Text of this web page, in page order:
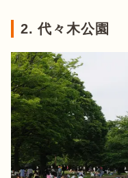
2. 代々木公園